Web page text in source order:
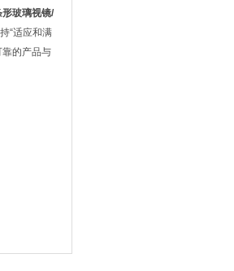
形玻璃视镜/
“适应和满
靠的产品与